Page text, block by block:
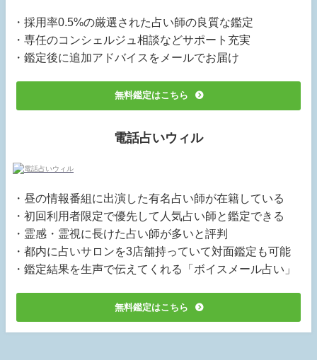
・採用率0.5%の厳選された占い師の良質な鑑定
・専任のコンシェルジュ相談などサポート充実
・鑑定後に追加アドバイスをメールでお届け
無料鑑定はこちら
電話占いウィル
・昼の情報番組に出演した有名占い師が在籍している
・初回利用者限定で優先して人気占い師と鑑定できる
・霊感・霊視に長けた占い師が多いと評判
・都内に占いサロンを3店舗持っていて対面鑑定も可能
・鑑定結果を生声で伝えてくれる「ボイスメール占い」
無料鑑定はこちら